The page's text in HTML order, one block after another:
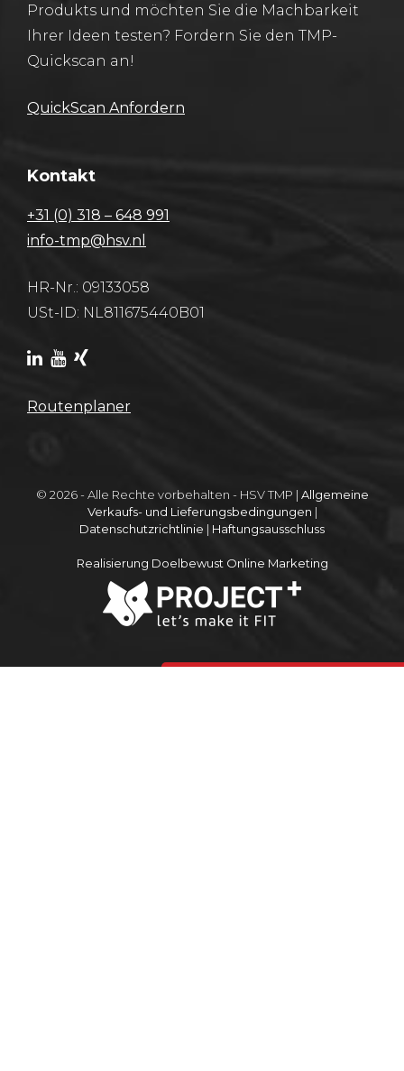
Produkts und möchten Sie die Machbarkeit
Ihrer Ideen testen? Fordern Sie den TMP-
Quickscan an!
​QuickScan Anfordern
Kontakt
+31 (0) 318 – 648 991
info-tmp@hsv.nl
HR-Nr.: 09133058
USt-ID: NL811675440B01
Routenplaner
© 2026 - Alle Rechte vorbehalten - HSV TMP | Allgemeine
Verkaufs- und Lieferungsbedingungen |
Datenschutzrichtlinie | Haftungsausschluss
Realisierung Doelbewust Online Marketing